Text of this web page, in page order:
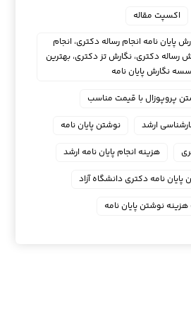
اکسپت مقاله
نامه انجام رساله دکتری، انجام
رساله دکتری، نگارش تز دکتری، بهترین
نگارش پایان نامه
پروپوزال با قیمت مناسب
ارشد
نوشتن پایان نامه
هزینه انجام پایان نامه ارشد
نامه دکتری دانشگاه آزاد
نوشتن پایان نامه